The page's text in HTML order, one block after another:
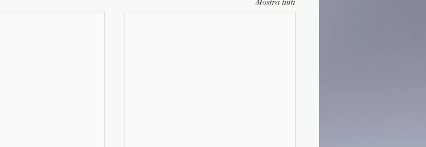
Mostra tutti